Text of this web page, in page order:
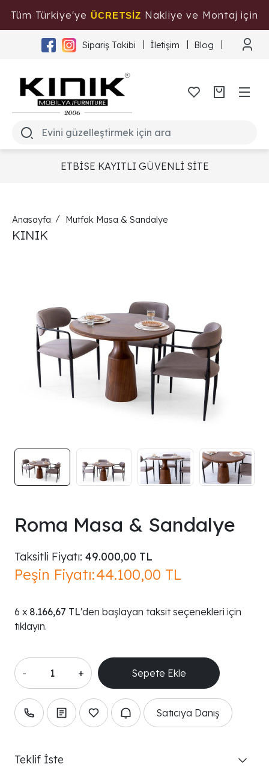
Tüm Türkiye'ye ÜCRETSİZ Nakliye ve Montaj için
Tıklayınız
Sipariş Takibi İletişim Blog
ETBİSE KAYITLI GÜVENLİ SİTE
Anasayfa Mutfak Masa & Sandalye
KINIK
Roma Masa & Sandalye
Taksitli Fiyatı: 49.000,00 TL
Peşin Fiyatı:44.100,00 TL
8.166,67 TL'den başlayan taksit seçenekleri için
tıklayın.
- +
Satıcıya Danış
Teklif İste